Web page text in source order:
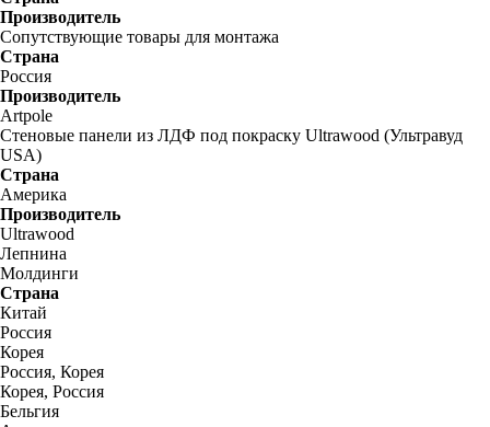
Производитель
Сопутствующие товары для монтажа
Страна
Россия
Производитель
Artpole
Стеновые панели из ЛДФ под покраску Ultrawood (Ультравуд
USA)
Страна
Америка
Производитель
Ultrawood
Лепнина
Молдинги
Страна
Китай
Россия
Корея
Россия, Корея
Корея, Россия
Бельгия